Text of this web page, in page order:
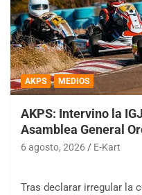
AKPS MEDIOS
AKPS: Intervino la
Asamblea General
6 agosto, 2026 E-Kart
Tras declarar irregular la